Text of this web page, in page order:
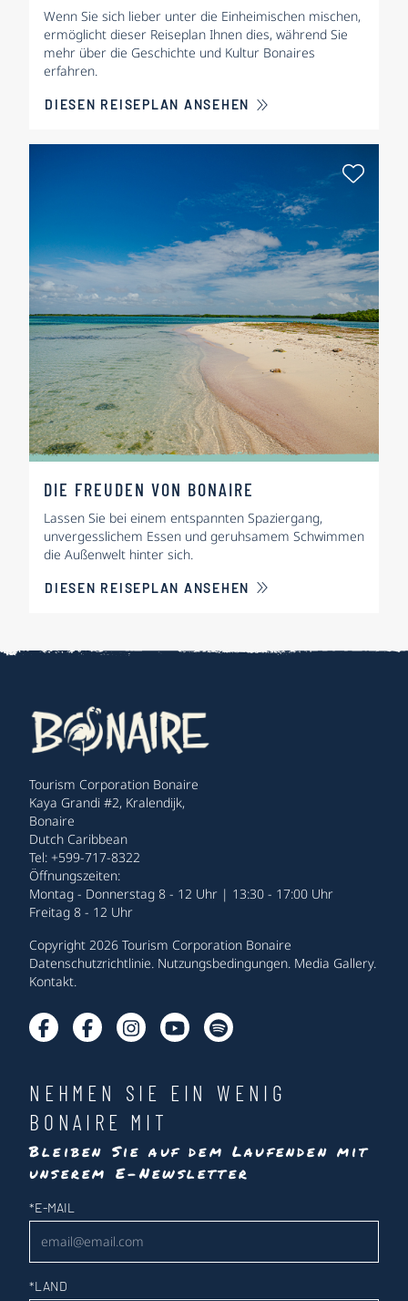
Wenn Sie sich lieber unter die Einheimischen mischen,
ermöglicht dieser Reiseplan Ihnen dies, während Sie
mehr über die Geschichte und Kultur Bonaires
erfahren.
DIESEN REISEPLAN ANSEHEN
Als
DIE FREUDEN VON BONAIRE
Lassen Sie bei einem entspannten Spaziergang,
unvergesslichem Essen und geruhsamem Schwimmen
die Außenwelt hinter sich.
DIESEN REISEPLAN ANSEHEN
Tourism Corporation Bonaire
Kaya Grandi #2, Kralendijk,
Bonaire
Dutch Caribbean
Tel: +599-717-8322
Öffnungszeiten:
Montag - Donnerstag 8 - 12 Uhr | 13:30 - 17:00 Uhr
Freitag 8 - 12 Uhr
Copyright 2026 Tourism Corporation Bonaire
Datenschutzrichtlinie. Nutzungsbedingungen. Media Gallery.
Kontakt.
NEHMEN SIE EIN WENIG
BONAIRE MIT
Bleiben Sie auf dem Laufenden mit
unserem E-Newsletter
Newsletter
*E-MAIL
*LAND